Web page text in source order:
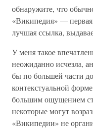
обнаружите, что
«Википедия» —
лучшая ссылка,
У меня такое
неожиданно исчезла,
бы по большей части
контекстуальной
большим ощущением
некоторые могут
«Википедии» не